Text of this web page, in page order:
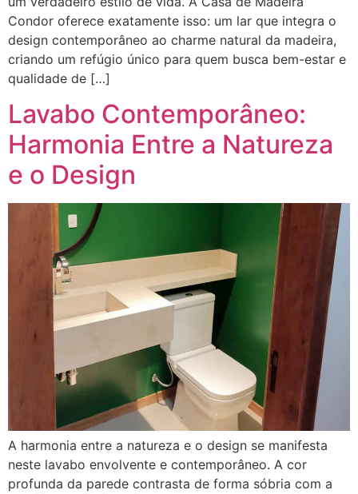
Condor oferece exatamente isso: um lar que integra o
design contemporâneo ao charme natural da madeira,
criando um refúgio único para quem busca bem-estar e
qualidade de […]
Lavabo Contemporâneo:
Harmonia Entre a Natureza
e o Design
A harmonia entre a natureza e o design se manifesta
neste lavabo envolvente e contemporâneo. A cor
profunda da parede contrasta de forma sóbria com a